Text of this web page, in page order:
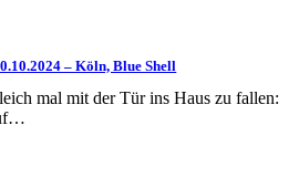
– Köln, Blue Shell
mal mit der Tür ins Haus zu fallen: